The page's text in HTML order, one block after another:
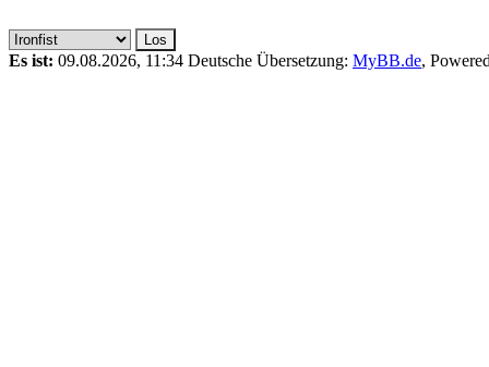
Es ist: 09.08.2026, 11:34 Deutsche Übersetzung: MyBB.de,